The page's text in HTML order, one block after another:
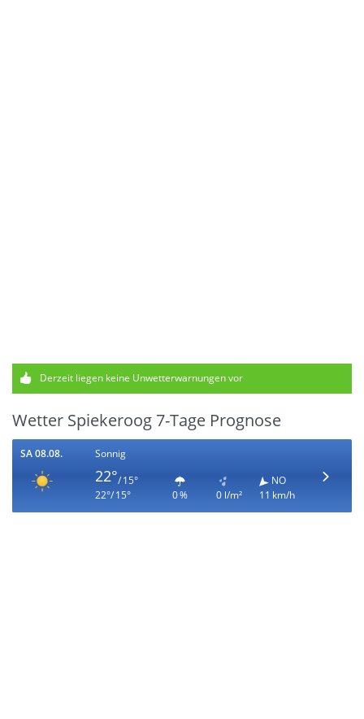
Derzeit liegen keine Unwetterwarnungen vor
Wetter Spiekeroog 7-Tage Prognose
SA 08.08. Sonnig
22°/ 15°
22°/ 15°
0 % 0 l/m²
NO
11 km/h